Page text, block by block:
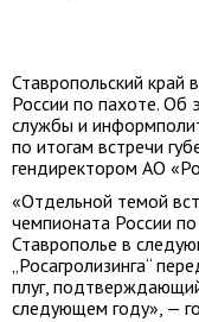
Ставропольский край
России по пахоте. Об
службы и
по итогам встречи
гендиректором АО
«Отдельной темой
чемпионата России
Ставрополье в
„Росагролизинга“
плуг,
следующем году», —